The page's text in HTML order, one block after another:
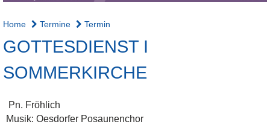
Home Termine Termin
GOTTESDIENST I
SOMMERKIRCHE
Pn. Fröhlich
Musik: Oesdorfer Posaunenchor